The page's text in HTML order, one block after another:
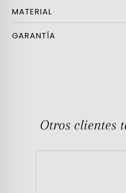
MATERIAL
GARANTÍA
Otros clientes